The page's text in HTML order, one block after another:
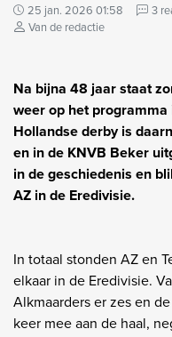
25 jan. 2026 01:58 3
Van de redactie
Na bijna 48 jaar staat
weer op het
Hollandse derby is
en in de KNVB Beker
in de geschiedenis en
AZ in de Eredivisie.
In totaal stonden AZ en
elkaar in de Eredivisie.
Alkmaarders er zes en
keer mee aan de haal,